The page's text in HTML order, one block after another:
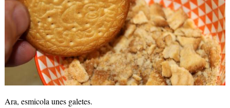
Ara, esmicola unes galetes.